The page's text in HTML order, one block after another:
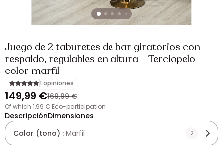
Juego de 2 taburetes de bar giratorios con
respaldo, regulables en altura – Terciopelo
color marfil
1 opiniones
149,99 €169,99 €
of which 1,99 € Eco-participation
DescripciónDimensiones
Color (tono) : Marfil 2